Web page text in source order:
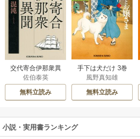
交代寄合伊那衆異
聞 15巻
佐伯泰英
無料立読み
手下は犬だけ 3巻
風野真知雄
無料立読み
小説・実用書ランキング